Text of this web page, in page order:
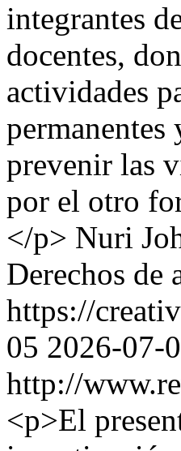
integrantes
docentes,
actividades
permanentes
prevenir las
por el otro
</p> Nuri
Derechos de
https://
05 2026-07-
http://
<p>El